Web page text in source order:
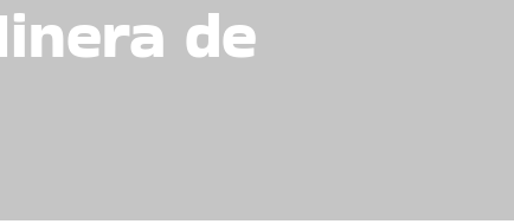
de